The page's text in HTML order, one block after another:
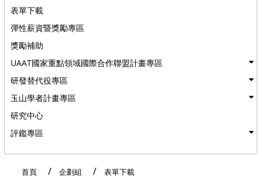
表單下載
彈性薪資暨獎勵專區
獎勵補助
UAAT國家重點領域國際合作聯盟計畫專區
研發替代役專區
玉山學者計畫專區
研究中心
評鑑專區
首頁 企劃組 表單下載